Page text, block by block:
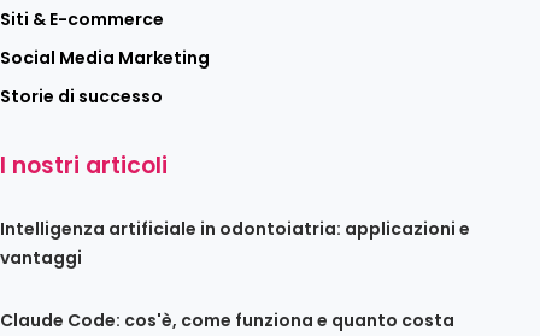
Siti & E-commerce
Social Media Marketing
Storie di successo
I nostri articoli
Intelligenza artificiale in odontoiatria: applicazioni e
vantaggi
Claude Code: cos'è, come funziona e quanto costa